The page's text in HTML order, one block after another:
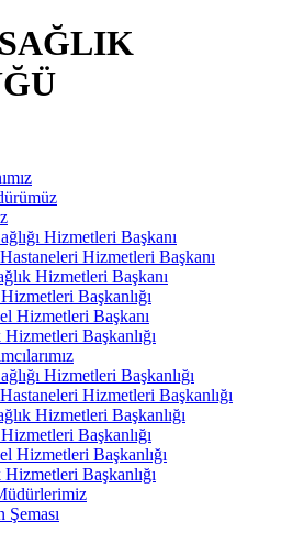
Hizmetleri Başkanı
Hizmetleri Başkanı
Hizmetleri Başkanı
Başkanlığı
Hizmetleri Başkanı
Hizmetleri Başkanlığı
Hizmetleri Başkanlığı
Hizmetleri Başkanlığı
Hizmetleri Başkanlığı
Başkanlığı
Hizmetleri Başkanlığı
Hizmetleri Başkanlığı
Şeması